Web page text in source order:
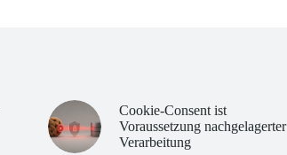
Cookie-Consent ist
Voraussetzung nachgelagerter
Verarbeitung